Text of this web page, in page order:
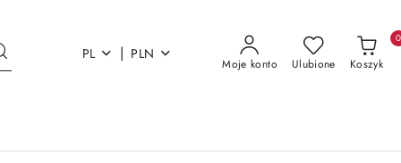
PL | PLN
Moje konto Ulubione Koszyk
0